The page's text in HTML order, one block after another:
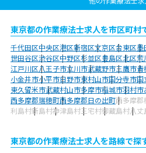
東京都の作業療法士求人を市区町村
千代田区中央区港区新宿区文京区台東区墨
世田谷区渋谷区中野区杉並区豊島区北区荒
江戸川区八王子市立川市武蔵野市三鷹市青
小金井市小平市日野市東村山市国分寺市国
東久留米市武蔵村山市多摩市稲城市羽村市
西多摩郡瑞穂町西多摩郡日の出町西多摩郡
利島村新島村神津島村三宅村御蔵島村八
東京都の作業療法士求人を路線で探